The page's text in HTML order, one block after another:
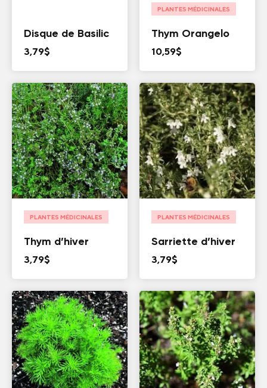
Disque de Basilic
3,79$
PLANTES MÉDICINALES
Thym Orangelo
10,59$
PLANTES MÉDICINALES
Thym d’hiver
3,79$
PLANTES MÉDICINALES
Sarriette d’hiver
3,79$